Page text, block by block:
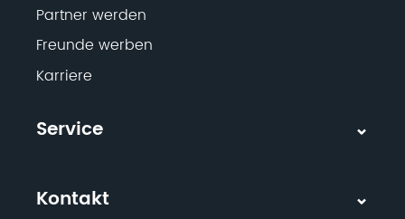
Partner werden
Freunde werben
Karriere
Service
Kontakt